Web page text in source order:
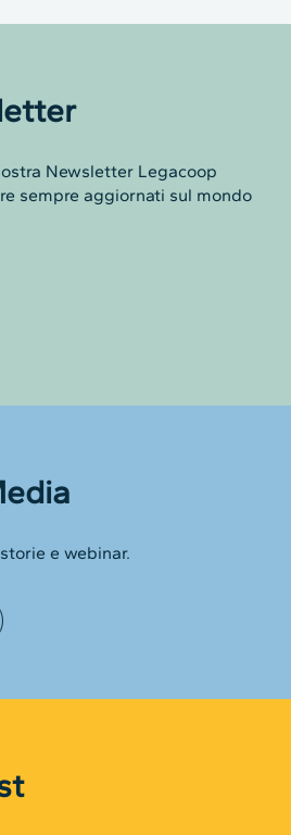
Newsletter Legacoop
sempre aggiornati sul mondo
e webinar.